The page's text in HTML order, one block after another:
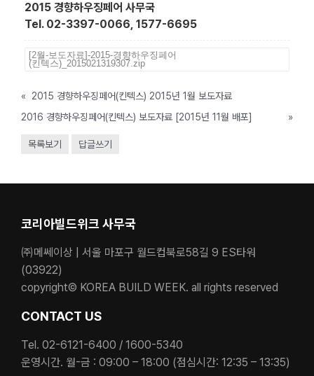
2015 경향하우징페어 사무국
Tel. 02-3397-0066, 1577-6695
[2월-보도자료]-2015-경향하우징페어
(킨텍스)_2015021319307.zip
«
2015 경향하우징페어(킨텍스) 2015년 1월 보도자료
2016 경향하우징페어(킨텍스) 보도자료 [2015년 11월 배포]
»
목록보기 답글쓰기
코리아빌드위크 사무국
㈜메쎄이상 | 서울 마포구 월드컵북로58길 9 ES타워
(03922)
copyright© KOREA BUILD WEEK. all rights reserved
CONTACT US
Tel. 02-6121-6400 / 1600-5340
운영시간. 월-금 : 09:00 – 18:00 (점심시간: 12:35 – 13:35)